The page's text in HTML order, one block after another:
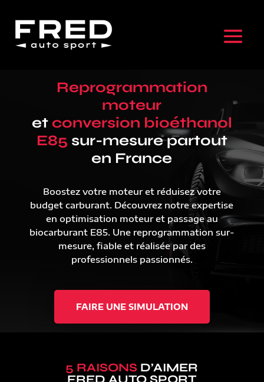
Reprogrammation
moteur
et conversion bioéthanol
E85 sur-mesure partout
en France
Boostez votre moteur et réduisez votre
budget carburant. Découvrez notre expertise
en optimisation moteur et passage au
biocarburant E85. Une reprogrammation sur-
mesure, fiable et réalisée par des
professionnels passionnés.
FAIRE UNE SIMULATION
5 RAISONS D’AIMER